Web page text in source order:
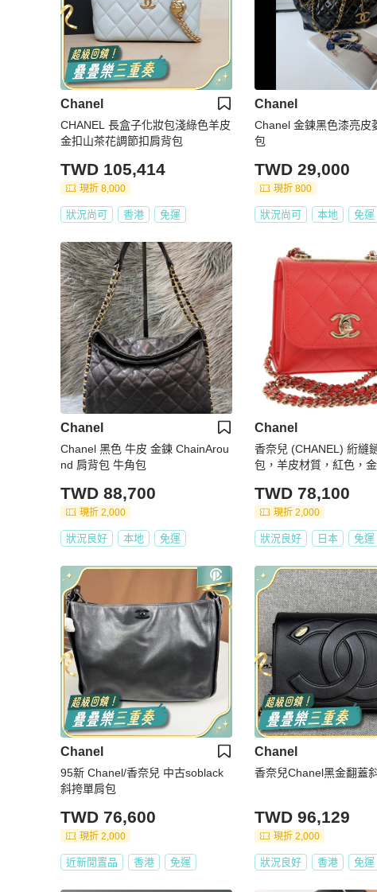
Chanel
CHANEL 長盒子化妝包淺綠色羊皮
金扣山茶花調節扣肩背包
TWD 105,414
現折 8,000
狀況尚可 香港 免運
Chanel
Chanel 金鍊黑色漆亮皮
包
TWD 29,000
現折 800
狀況尚可 本地 免運
Chanel
Chanel 黑色 牛皮 金鍊 ChainArou
nd 肩背包 牛角包
TWD 88,700
現折 2,000
狀況良好 本地 免運
Chanel
香奈兒 (CHANEL) 絎縫
包，羊皮材質，紅色，金
TWD 78,100
現折 2,000
狀況良好 日本 免運
Chanel
95新 Chanel/香奈兒 中古soblack
斜挎單肩包
TWD 76,600
現折 2,000
近新閒置品 香港 免運
Chanel
香奈兒Chanel黑金翻蓋
TWD 96,129
現折 2,000
狀況良好 香港 免運